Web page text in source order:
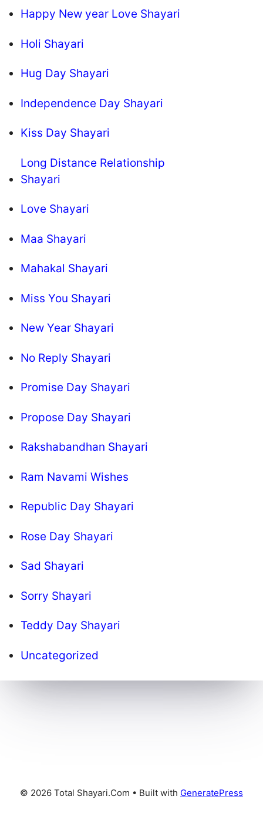
Happy New year Love Shayari
Holi Shayari
Hug Day Shayari
Independence Day Shayari
Kiss Day Shayari
Long Distance Relationship
Shayari
Love Shayari
Maa Shayari
Mahakal Shayari
Miss You Shayari
New Year Shayari
No Reply Shayari
Promise Day Shayari
Propose Day Shayari
Rakshabandhan Shayari
Ram Navami Wishes
Republic Day Shayari
Rose Day Shayari
Sad Shayari
Sorry Shayari
Teddy Day Shayari
Uncategorized
© 2026 Total Shayari.Com • Built with GeneratePress